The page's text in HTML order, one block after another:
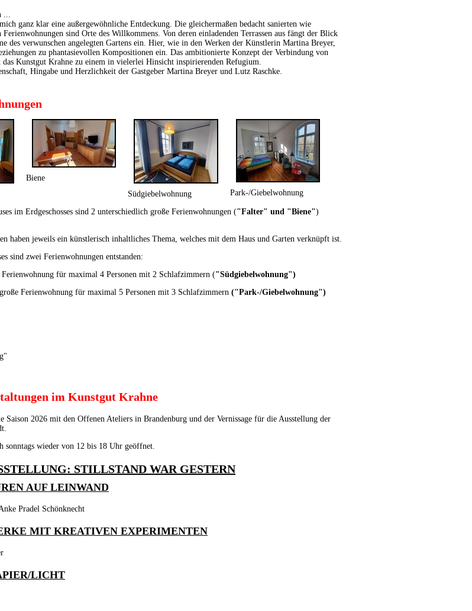
...
ganz klar eine außergewöhnliche Entdeckung. Die gleichermaßen bedacht sanierten wie
sind Orte des Willkommens. Von deren einladenden Terrassen aus fängt der Blick
des verwunschen angelegten Gartens ein. Hier, wie in den Werken der Künstlerin Martina Breyer,
zu phantasievollen Kompositionen ein. Das ambitionierte Konzept der Verbindung von
das Kunstgut Krahne zu einem in vielerlei Hinsicht inspirierenden Refugium.
Hingabe und Herzlichkeit der Gastgeber Martina Breyer und Lutz Raschke.
Biene
Südgiebelwohnung
Park-/Giebelwohnung
im Erdgeschosses sind 2 unterschiedlich große Ferienwohnungen ("Falter" und "Biene")
haben jeweils ein künstlerisch inhaltliches Thema, welches mit dem Haus und Garten verknüpft ist.
sind zwei Ferienwohnungen entstanden:
für maximal 4 Personen mit 2 Schlafzimmern ("Südgiebelwohnung")
Ferienwohnung für maximal 5 Personen mit 3 Schlafzimmern ("Park-/Giebelwohnung")
im Kunstgut Krahne
2026 mit den Offenen Ateliers in Brandenburg und der Vernissage für die Ausstellung der
sonntags wieder von 12 bis 18 Uhr geöffnet.
STILLSTAND WAR GESTERN
AUF LEINWAND
Pradel Schönknecht
MIT KREATIVEN EXPERIMENTEN
LICHT